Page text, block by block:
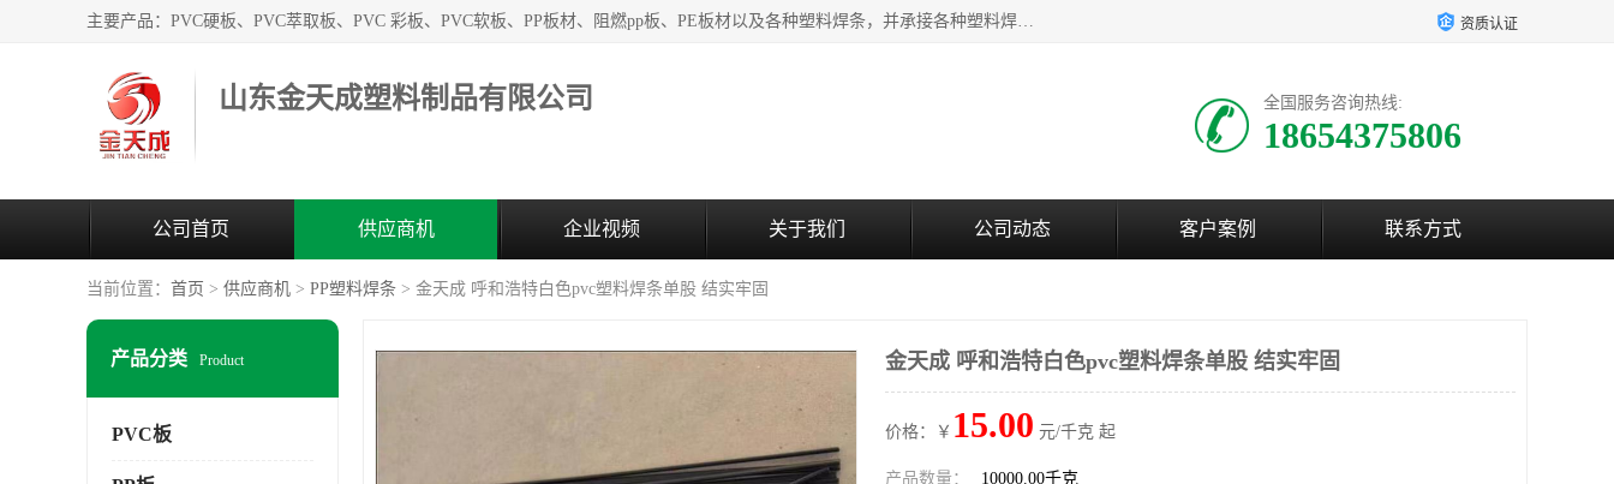
主要产品：PVC硬板、PVC萃取板、PVC 彩板、PVC软板、PP板材、阻燃pp板、PE板材以及各种塑料焊条，并承接各种塑料焊接工程，其产品广泛应用于环保设备、化工、石油、电镀、电子、建筑、食品、医药等多种行业，产品销售己覆盖全国多个省、市(直辖市)及自治区，并己经远销国外。 资质认证
山东金天成塑料制品有限公司 全国服务咨询热线:
18654375806
公司首页 供应商机 企业视频 关于我们 公司动态 客户案例 联系方式
当前位置： 首页 > 供应商机 > PP塑料焊条 > 金天成 呼和浩特白色pvc塑料焊条单股 结实牢固
产品分类 Product
PVC板
金天成 呼和浩特白色pvc塑料焊条单股 结实牢固
价格：￥ 15.00 元/千克 起
产品数量： 10000.00千克